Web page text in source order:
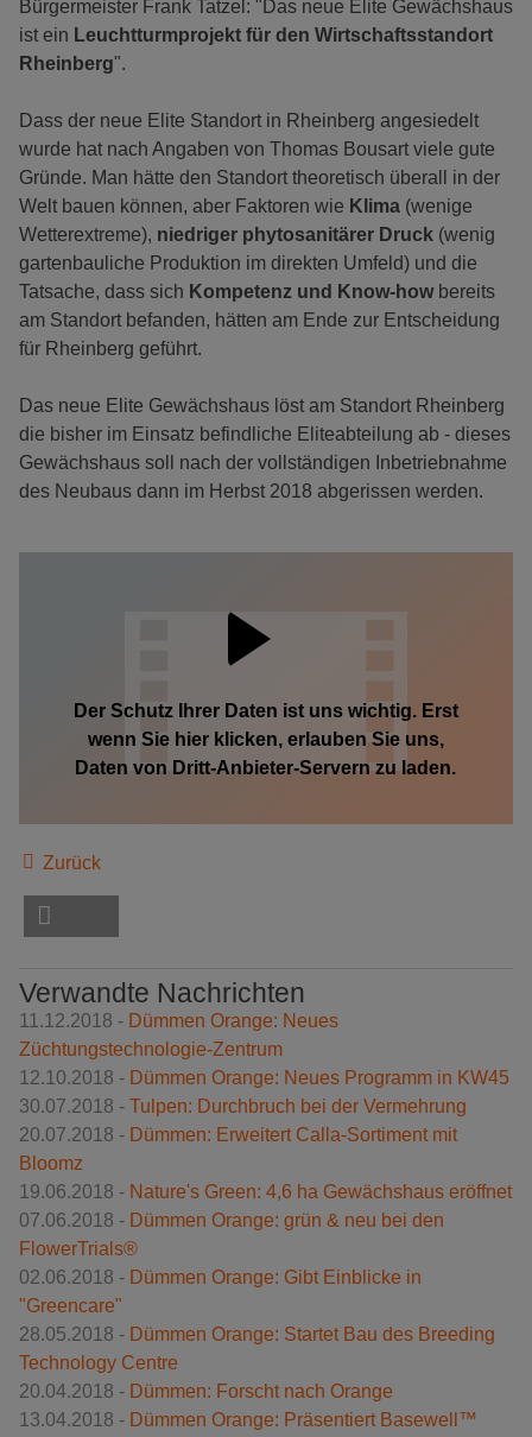
Bürgermeister Frank Tatzel: "Das neue Elite Gewächshaus
ist ein Leuchtturmprojekt für den Wirtschaftsstandort
Rheinberg".
Dass der neue Elite Standort in Rheinberg angesiedelt
wurde hat nach Angaben von Thomas Bousart viele gute
Gründe. Man hätte den Standort theoretisch überall in der
Welt bauen können, aber Faktoren wie Klima (wenige
Wetterextreme), niedriger phytosanitärer Druck (wenig
gartenbauliche Produktion im direkten Umfeld) und die
Tatsache, dass sich Kompetenz und Know-howbereits
am Standort befanden, hätten am Ende zur Entscheidung
für Rheinberg geführt.
Das neue Elite Gewächshaus löst am Standort Rheinberg
die bisher im Einsatz befindliche Eliteabteilung ab - dieses
Gewächshaus soll nach der vollständigen Inbetriebnahme
des Neubaus dann im Herbst 2018 abgerissen werden.
Der Schutz Ihrer Daten ist uns wichtig. Erst
wenn Sie hier klicken, erlauben Sie uns,
Daten von Dritt-Anbieter-Servern zu laden.
Zurück
Verwandte Nachrichten
11.12.2018 - Dümmen Orange: Neues
Züchtungstechnologie-Zentrum
12.10.2018 - Dümmen Orange: Neues Programm in KW45
30.07.2018 - Tulpen: Durchbruch bei der Vermehrung
20.07.2018 - Dümmen: Erweitert Calla-Sortiment mit
Bloomz
19.06.2018 - Nature's Green: 4,6 ha Gewächshaus eröffnet
07.06.2018 - Dümmen Orange: grün & neu bei den
FlowerTrials®
02.06.2018 - Dümmen Orange: Gibt Einblicke in
"Greencare"
28.05.2018 - Dümmen Orange: Startet Bau des Breeding
Technology Centre
20.04.2018 - Dümmen: Forscht nach Orange
13.04.2018 - Dümmen Orange: Präsentiert Basewell™